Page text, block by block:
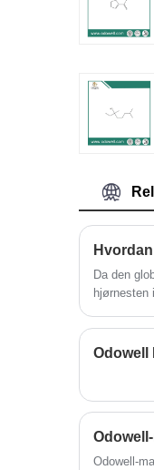
Da den
hjørnesten
fordele
Odowell
Odowell-